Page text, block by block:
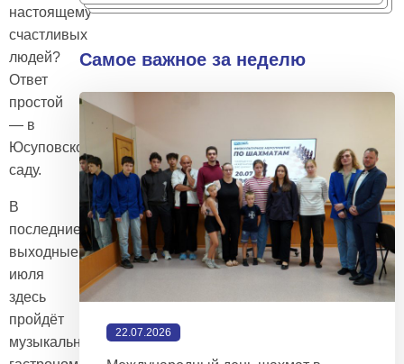
настоящему
счастливых
людей?
Ответ
простой
— в
Юсуповском
саду.
В
последние
выходные
июля
здесь
пройдёт
музыкально-
Самое важное за неделю
22.07.2026